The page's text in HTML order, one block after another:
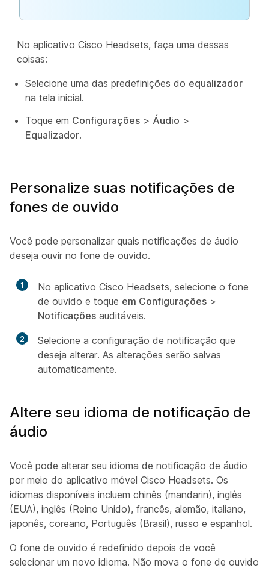
No aplicativo Cisco Headsets, faça uma dessas
coisas:
Selecione uma das predefinições do equalizador
na tela inicial.
Toque em Configurações > Áudio >
Equalizador.
Personalize suas notificações de
fones de ouvido
Você pode personalizar quais notificações de áudio
deseja ouvir no fone de ouvido.
1
No aplicativo Cisco Headsets, selecione o fone
de ouvido e toque em Configurações >
Notificações auditáveis.
2
Selecione a configuração de notificação que
deseja alterar. As alterações serão salvas
automaticamente.
Altere seu idioma de notificação de
áudio
Você pode alterar seu idioma de notificação de áudio
por meio do aplicativo móvel Cisco Headsets. Os
idiomas disponíveis incluem chinês (mandarin), inglês
(EUA), inglês (Reino Unido), francês, alemão, italiano,
japonês, coreano, Português (Brasil), russo e espanhol.
O fone de ouvido é redefinido depois de você
selecionar um novo idioma. Não mova o fone de ouvido